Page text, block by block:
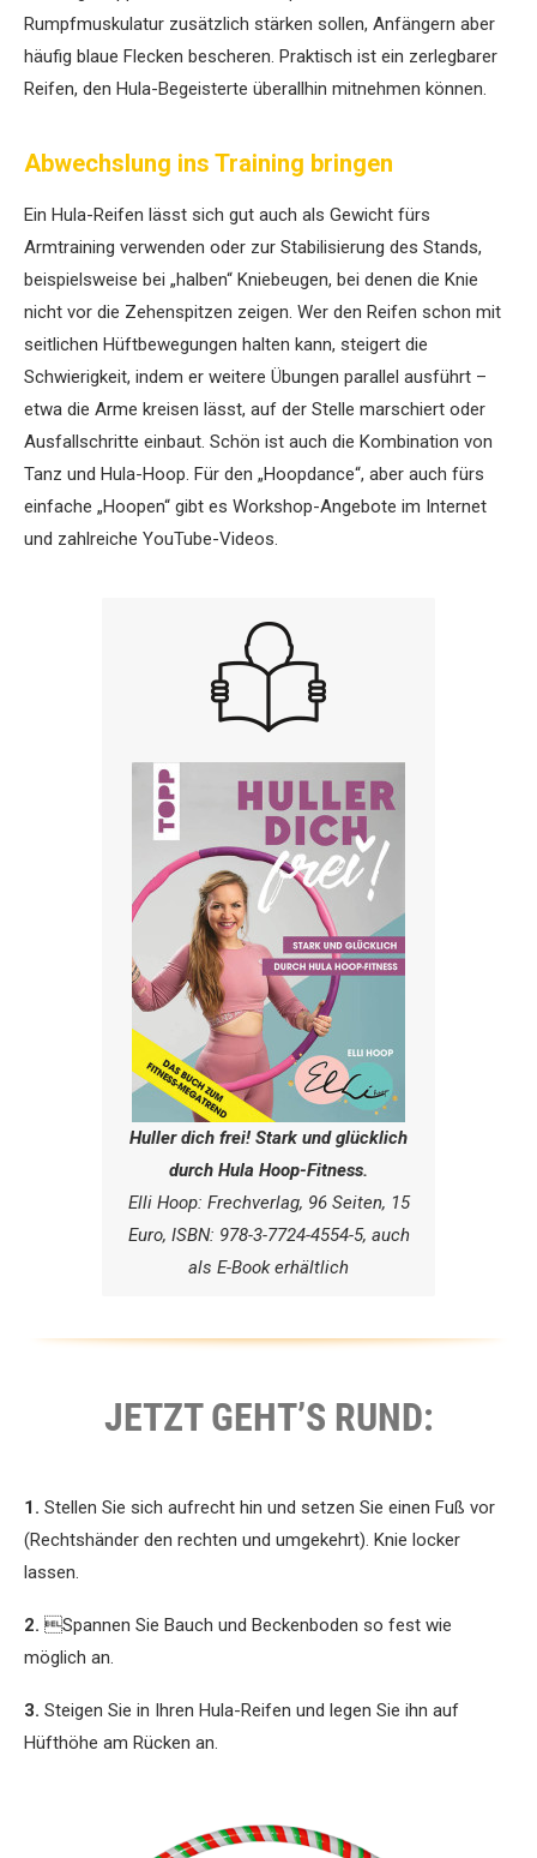
Rumpfmuskulatur zusätzlich stärken sollen, Anfängern aber
häufig blaue Flecken bescheren. Praktisch ist ein zerlegbarer
Reifen, den Hula-Begeisterte überallhin mitnehmen können.
Abwechslung ins Training bringen
Ein Hula-Reifen lässt sich gut auch als Gewicht fürs
Armtraining verwenden oder zur Stabilisierung des Stands,
beispielsweise bei „halben“ Kniebeugen, bei denen die Knie
nicht vor die Zehenspitzen zeigen. Wer den Reifen schon mit
seitlichen Hüftbewegungen halten kann, steigert die
Schwierigkeit, indem er weitere Übungen parallel ausführt –
etwa die Arme kreisen lässt, auf der Stelle marschiert oder
Ausfallschritte einbaut. Schön ist auch die Kombination von
Tanz und Hula-Hoop. Für den „Hoopdance“, aber auch fürs
einfache „Hoopen“ gibt es Workshop-Angebote im Internet
und zahlreiche YouTube-Videos.
Huller dich frei! Stark und glücklich
durch Hula Hoop-Fitness.
Elli Hoop: Frechverlag, 96 Seiten, 15
Euro, ISBN: 978-3-7724-4554-5, auch
als E-Book erhältlich
JETZT GEHT’S RUND:
1. Stellen Sie sich aufrecht hin und setzen Sie einen Fuß vor
(Rechtshänder den rechten und umgekehrt). Knie locker
lassen.
2. Spannen Sie Bauch und Beckenboden so fest wie
möglich an.
3. Steigen Sie in Ihren Hula-Reifen und legen Sie ihn auf
Hüfthöhe am Rücken an.